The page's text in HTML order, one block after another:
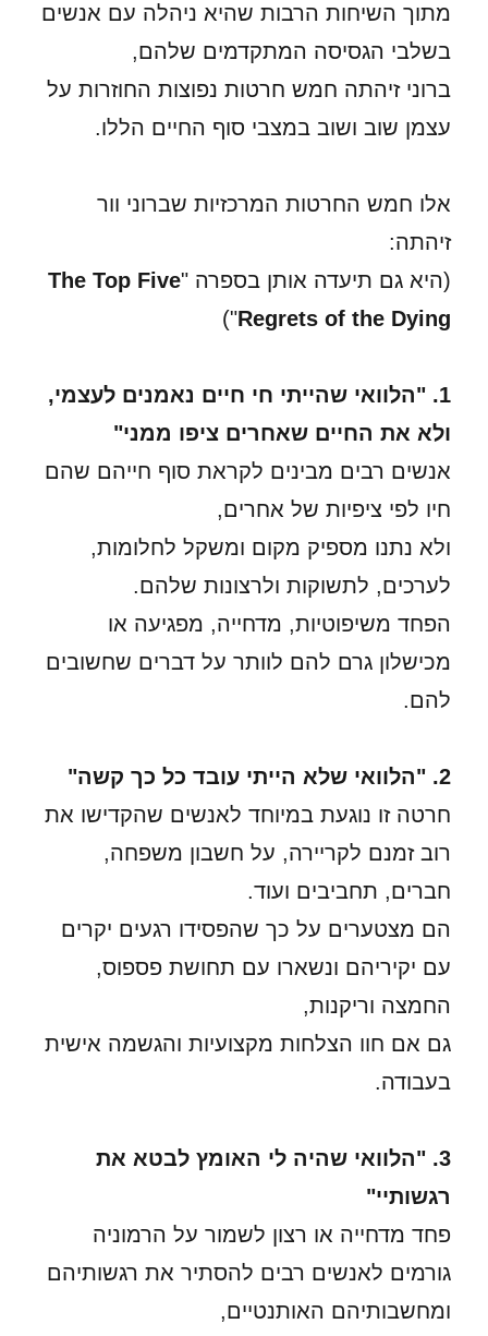
מתוך השיחות הרבות שהיא ניהלה עם אנשים
בשלבי הגסיסה המתקדמים שלהם,
ברוני זיהתה חמש חרטות נפוצות החוזרות על
עצמן שוב ושוב במצבי סוף החיים הללו.
אלו חמש החרטות המרכזיות שברוני וור
זיהתה:
(היא גם תיעדה אותן בספרה "The Top Five
Regrets of the Dying
")
1. "הלוואי שהייתי חי חיים נאמנים לעצמי,
ולא את החיים שאחרים ציפו ממני"
אנשים רבים מבינים לקראת סוף חייהם שהם
חיו לפי ציפיות של אחרים,
ולא נתנו מספיק מקום ומשקל לחלומות,
לערכים, לתשוקות ולרצונות שלהם.
הפחד משיפוטיות, מדחייה, מפגיעה או
מכישלון גרם להם לוותר על דברים שחשובים
להם.
2. "הלוואי שלא הייתי עובד כל כך קשה"
חרטה זו נוגעת במיוחד לאנשים שהקדישו את
רוב זמנם לקריירה, על חשבון משפחה,
חברים, תחביבים ועוד.
הם מצטערים על כך שהפסידו רגעים יקרים
עם יקיריהם ונשארו עם תחושת פספוס,
החמצה וריקנות,
גם אם חוו הצלחות מקצועיות והגשמה אישית
בעבודה.
3. "הלוואי שהיה לי האומץ לבטא את
רגשותיי"
פחד מדחייה או רצון לשמור על הרמוניה
גורמים לאנשים רבים להסתיר את רגשותיהם
ומחשבותיהם האותנטיים,